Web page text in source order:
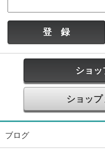
ショ
ショッ
ブログ